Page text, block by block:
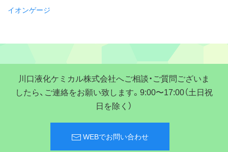
イオンゲージ
川口液化ケミカル株式会社へご相談・ご質問ございま
したら、ご連絡をお願い致します。9:00〜17:00（土日祝
日を除く）
WEBでお問い合わせ